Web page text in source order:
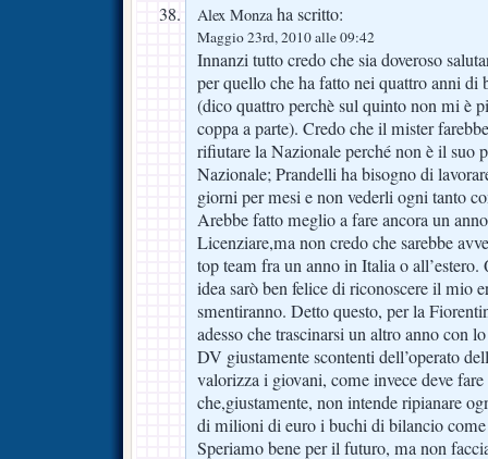
Alex Monzaha scritto:
Maggio 23rd, 2010 alle 09:42
Innanzi tutto credo che sia doveroso
per quello che ha fatto nei quattro anni di
(dico quattro perchè sul quinto non mi è
coppa a parte). Credo che il mister
rifiutare la Nazionale perché non è il suo
Nazionale; Prandelli ha bisogno di
giorni per mesi e non vederli ogni tanto
Arebbe fatto meglio a fare ancora un
Licenziare,ma non credo che sarebbe
top team fra un anno in Italia o
idea sarò ben felice di riconoscere il mio
smentiranno. Detto questo, per la
adesso che trascinarsi un altro anno con
DV giustamente scontenti dell’operato
valorizza i giovani, come invece deve fare
che,giustamente, non intende ripianare
di milioni di euro i buchi di bilancio
Speriamo bene per il futuro, ma non